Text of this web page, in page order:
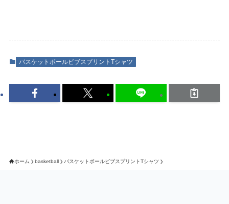
バスケットボールビブスプリントTシャツ
ホーム basketball バスケットボールビブスプリントTシャツ